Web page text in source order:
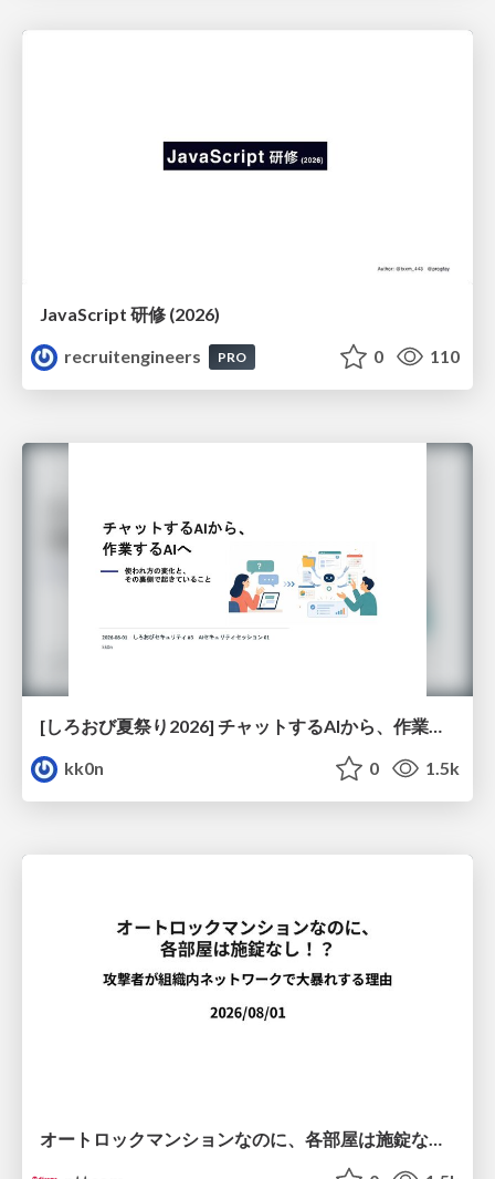
JavaScript 研修 (2026)
recruitengineers
PRO 0 110
[しろおび夏祭り2026] チャットするAIから、作業するAIへ - 使われ方の変化と、その裏側で起きていること
kk0n
0 1.5k